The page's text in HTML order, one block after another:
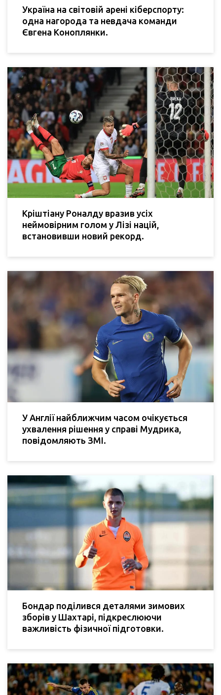
Україна на світовій арені кіберспорту:
одна нагорода та невдача команди
Євгена Коноплянки.
Кріштіану Роналду вразив усіх
неймовірним голом у Лізі націй,
встановивши новий рекорд.
У Англії найближчим часом очікується
ухвалення рішення у справі Мудрика,
повідомляють ЗМІ.
Бондар поділився деталями зимових
зборів у Шахтарі, підкреслюючи
важливість фізичної підготовки.